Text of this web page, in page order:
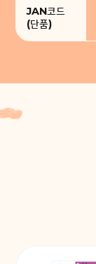
JAN코드
(단품)